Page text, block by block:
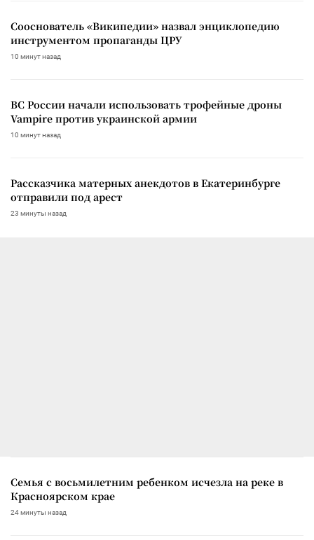
Сооснователь «Википедии» назвал энциклопедию
инструментом пропаганды ЦРУ
10 минут назад
ВС России начали использовать трофейные дроны
Vampire против украинской армии
10 минут назад
Рассказчика матерных анекдотов в Екатеринбурге
отправили под арест
23 минуты назад
Семья с восьмилетним ребенком исчезла на реке в
Красноярском крае
24 минуты назад